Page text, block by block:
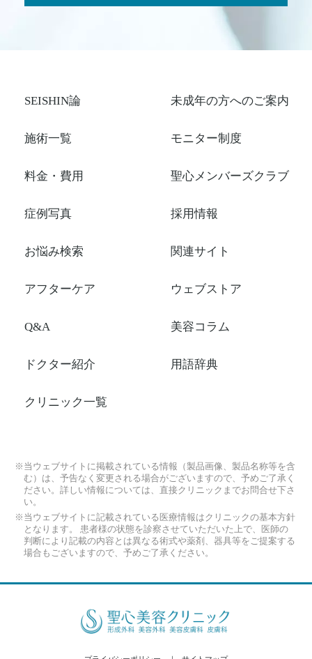
SEISHIN論
施術一覧
料金・費用
症例写真
お悩み検索
アフターケア
Q&A
ドクター紹介
クリニック一覧
未成年の方へのご案内
モニター制度
聖心メンバーズクラブ
採用情報
関連サイト
ウェブストア
美容コラム
用語辞典
※当ウェブサイトに掲載されている情報（製品画像、製品名称等を含
む）は、予告なく変更される場合がございますので、予めご了承く
ださい。詳しい情報については、直接クリニックまでお問合せ下さ
い。
※当ウェブサイトに記載されている医療情報はクリニックの基本方針
となります。 患者様の状態を診察させていただいた上で、医師の
判断により記載の内容とは異なる術式や薬剤、器具等をご提案する
場合もございますので、予めご了承ください。